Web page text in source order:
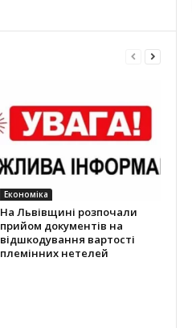
Економіка
На Львівщині розпочали
прийом документів на
відшкодування вартості
племінних нетелей